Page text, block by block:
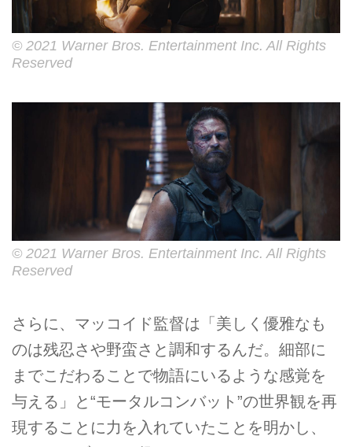
© 2021 Warner Bros. Entertainment Inc. All Rights
Reserved
© 2021 Warner Bros. Entertainment Inc. All Rights
Reserved
さらに、マッコイド監督は「美しく優雅なも
のは残忍さや野蛮さと調和するんだ。細部に
までこだわることで物語にいるような感覚を
与える」と“モータルコンバット”の世界観を再
現することに力を入れていたことを明かし、